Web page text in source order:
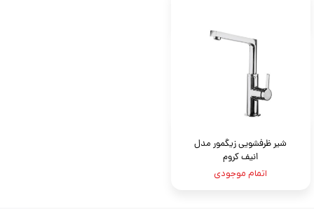
شیر ظرفشویی زیگمور مدل
انیف کروم
اتمام موجودی